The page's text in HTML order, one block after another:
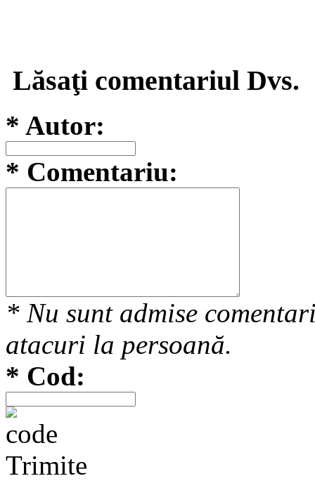
Lăsaţi comentariul Dvs.
* Autor:
* Comentariu:
* Nu sunt admise
atacuri la persoană.
* Cod:
Trimite